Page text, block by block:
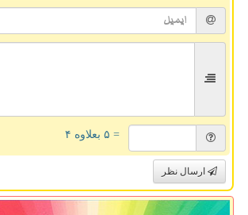
= ۵ بعلاوه ۴
ارسال نظر